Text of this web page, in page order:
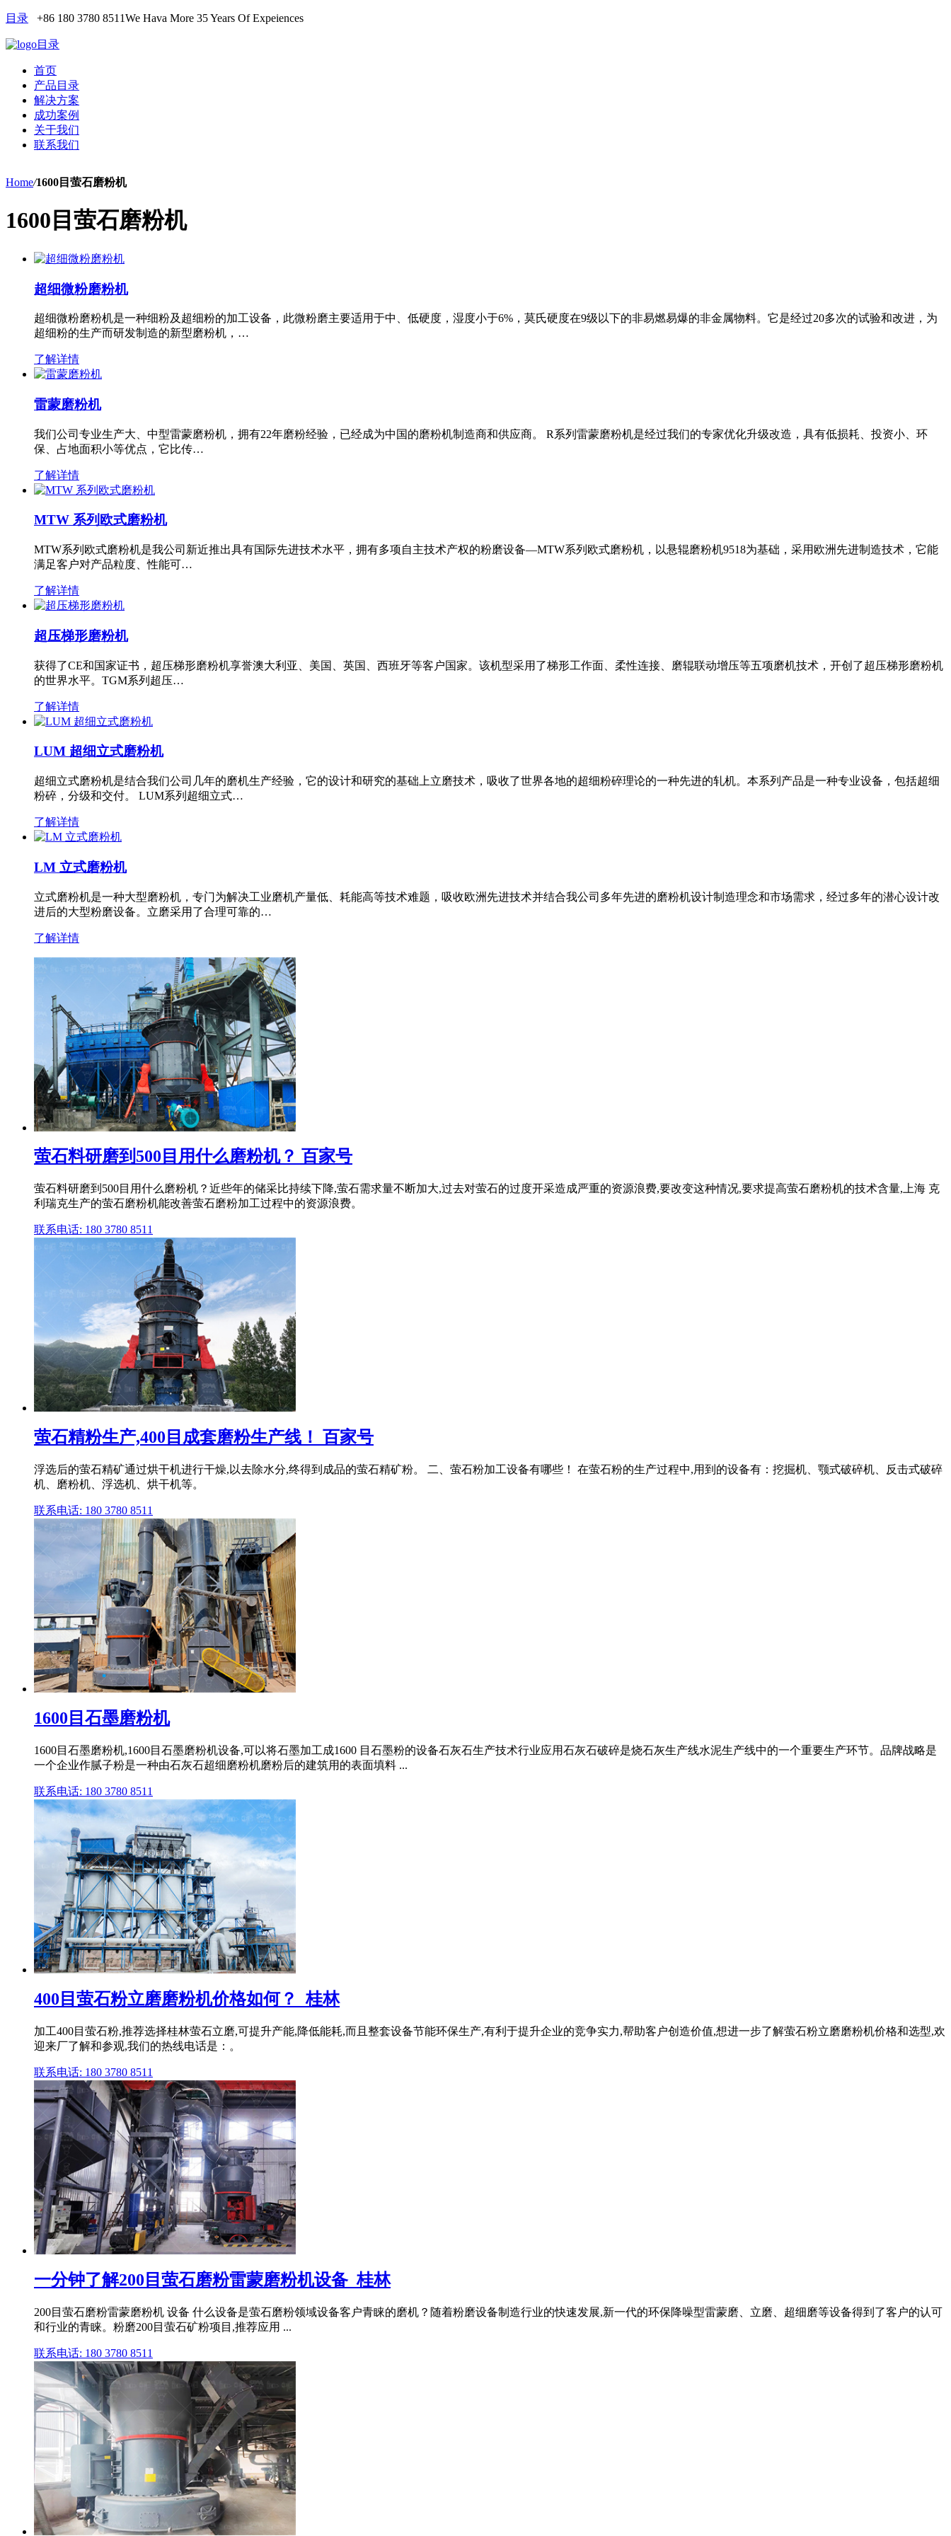
目录 +86 180 3780 8511We Hava More 35 Years Of Expeiences
目录
首页
产品目录
解决方案
成功案例
关于我们
联系我们
Home/1600目萤石磨粉机
1600目萤石磨粉机
超细微粉磨粉机
超细微粉磨粉机是一种细粉及超细粉的加工设备，此微粉磨主要适用于中、低硬度，湿度小于6%，莫氏硬度在9级以下的非易燃易爆的非金属物料。它是经过20多次的试验和改进，为
超细粉的生产而研发制造的新型磨粉机，…
了解详情
雷蒙磨粉机
我们公司专业生产大、中型雷蒙磨粉机，拥有22年磨粉经验，已经成为中国的磨粉机制造商和供应商。 R系列雷蒙磨粉机是经过我们的专家优化升级改造，具有低损耗、投资小、环
保、占地面积小等优点，它比传…
了解详情
MTW 系列欧式磨粉机
MTW系列欧式磨粉机是我公司新近推出具有国际先进技术水平，拥有多项自主技术产权的粉磨设备—MTW系列欧式磨粉机，以悬辊磨粉机9518为基础，采用欧洲先进制造技术，它能
满足客户对产品粒度、性能可…
了解详情
超压梯形磨粉机
获得了CE和国家证书，超压梯形磨粉机享誉澳大利亚、美国、英国、西班牙等客户国家。该机型采用了梯形工作面、柔性连接、磨辊联动增压等五项磨机技术，开创了超压梯形磨粉机
的世界水平。TGM系列超压…
了解详情
LUM 超细立式磨粉机
超细立式磨粉机是结合我们公司几年的磨机生产经验，它的设计和研究的基础上立磨技术，吸收了世界各地的超细粉碎理论的一种先进的轧机。本系列产品是一种专业设备，包括超细
粉碎，分级和交付。 LUM系列超细立式…
了解详情
LM 立式磨粉机
立式磨粉机是一种大型磨粉机，专门为解决工业磨机产量低、耗能高等技术难题，吸收欧洲先进技术并结合我公司多年先进的磨粉机设计制造理念和市场需求，经过多年的潜心设计改
进后的大型粉磨设备。立磨采用了合理可靠的…
了解详情
萤石料研磨到500目用什么磨粉机？ 百家号
萤石料研磨到500目用什么磨粉机？近些年的储采比持续下降,萤石需求量不断加大,过去对萤石的过度开采造成严重的资源浪费,要改变这种情况,要求提高萤石磨粉机的技术含量,上海 克
利瑞克生产的萤石磨粉机能改善萤石磨粉加工过程中的资源浪费。
联系电话: 180 3780 8511
萤石精粉生产,400目成套磨粉生产线！ 百家号
浮选后的萤石精矿通过烘干机进行干燥,以去除水分,终得到成品的萤石精矿粉。 二、萤石粉加工设备有哪些！ 在萤石粉的生产过程中,用到的设备有：挖掘机、颚式破碎机、反击式破碎
机、磨粉机、浮选机、烘干机等。
联系电话: 180 3780 8511
1600目石墨磨粉机
1600目石墨磨粉机,1600目石墨磨粉机设备,可以将石墨加工成1600 目石墨粉的设备石灰石生产技术行业应用石灰石破碎是烧石灰生产线水泥生产线中的一个重要生产环节。品牌战略是
一个企业作腻子粉是一种由石灰石超细磨粉机磨粉后的建筑用的表面填料 ...
联系电话: 180 3780 8511
400目萤石粉立磨磨粉机价格如何？_桂林
加工400目萤石粉,推荐选择桂林萤石立磨,可提升产能,降低能耗,而且整套设备节能环保生产,有利于提升企业的竞争实力,帮助客户创造价值,想进一步了解萤石粉立磨磨粉机价格和选型,欢
迎来厂了解和参观,我们的热线电话是：。
联系电话: 180 3780 8511
一分钟了解200目萤石磨粉雷蒙磨粉机设备_桂林
200目萤石磨粉雷蒙磨粉机 设备 什么设备是萤石磨粉领域设备客户青睐的磨机？随着粉磨设备制造行业的快速发展,新一代的环保降噪型雷蒙磨、立磨、超细磨等设备得到了客户的认可
和行业的青睐。粉磨200目萤石矿粉项目,推荐应用 ...
联系电话: 180 3780 8511